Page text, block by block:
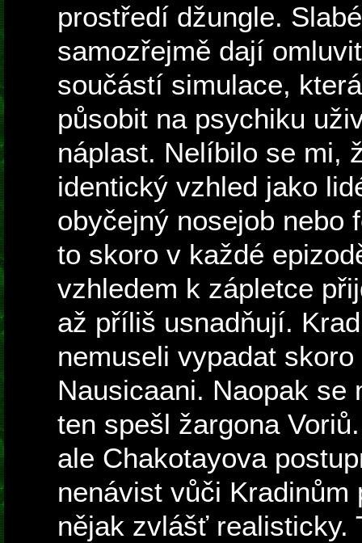
prostředí džungle.
samozřejmě dají
součástí simulace,
působit na psychiku
náplast. Nelíbilo se mi,
identický vzhled jako
obyčejný nosejob nebo
to skoro v každé
vzhledem k zápletce
až příliš usnadňují.
nemuseli vypadat
Nausicaani. Naopak se
ten spešl žargona
ale Chakotayova
nenávist vůči
nějak zvlášť realisticky.